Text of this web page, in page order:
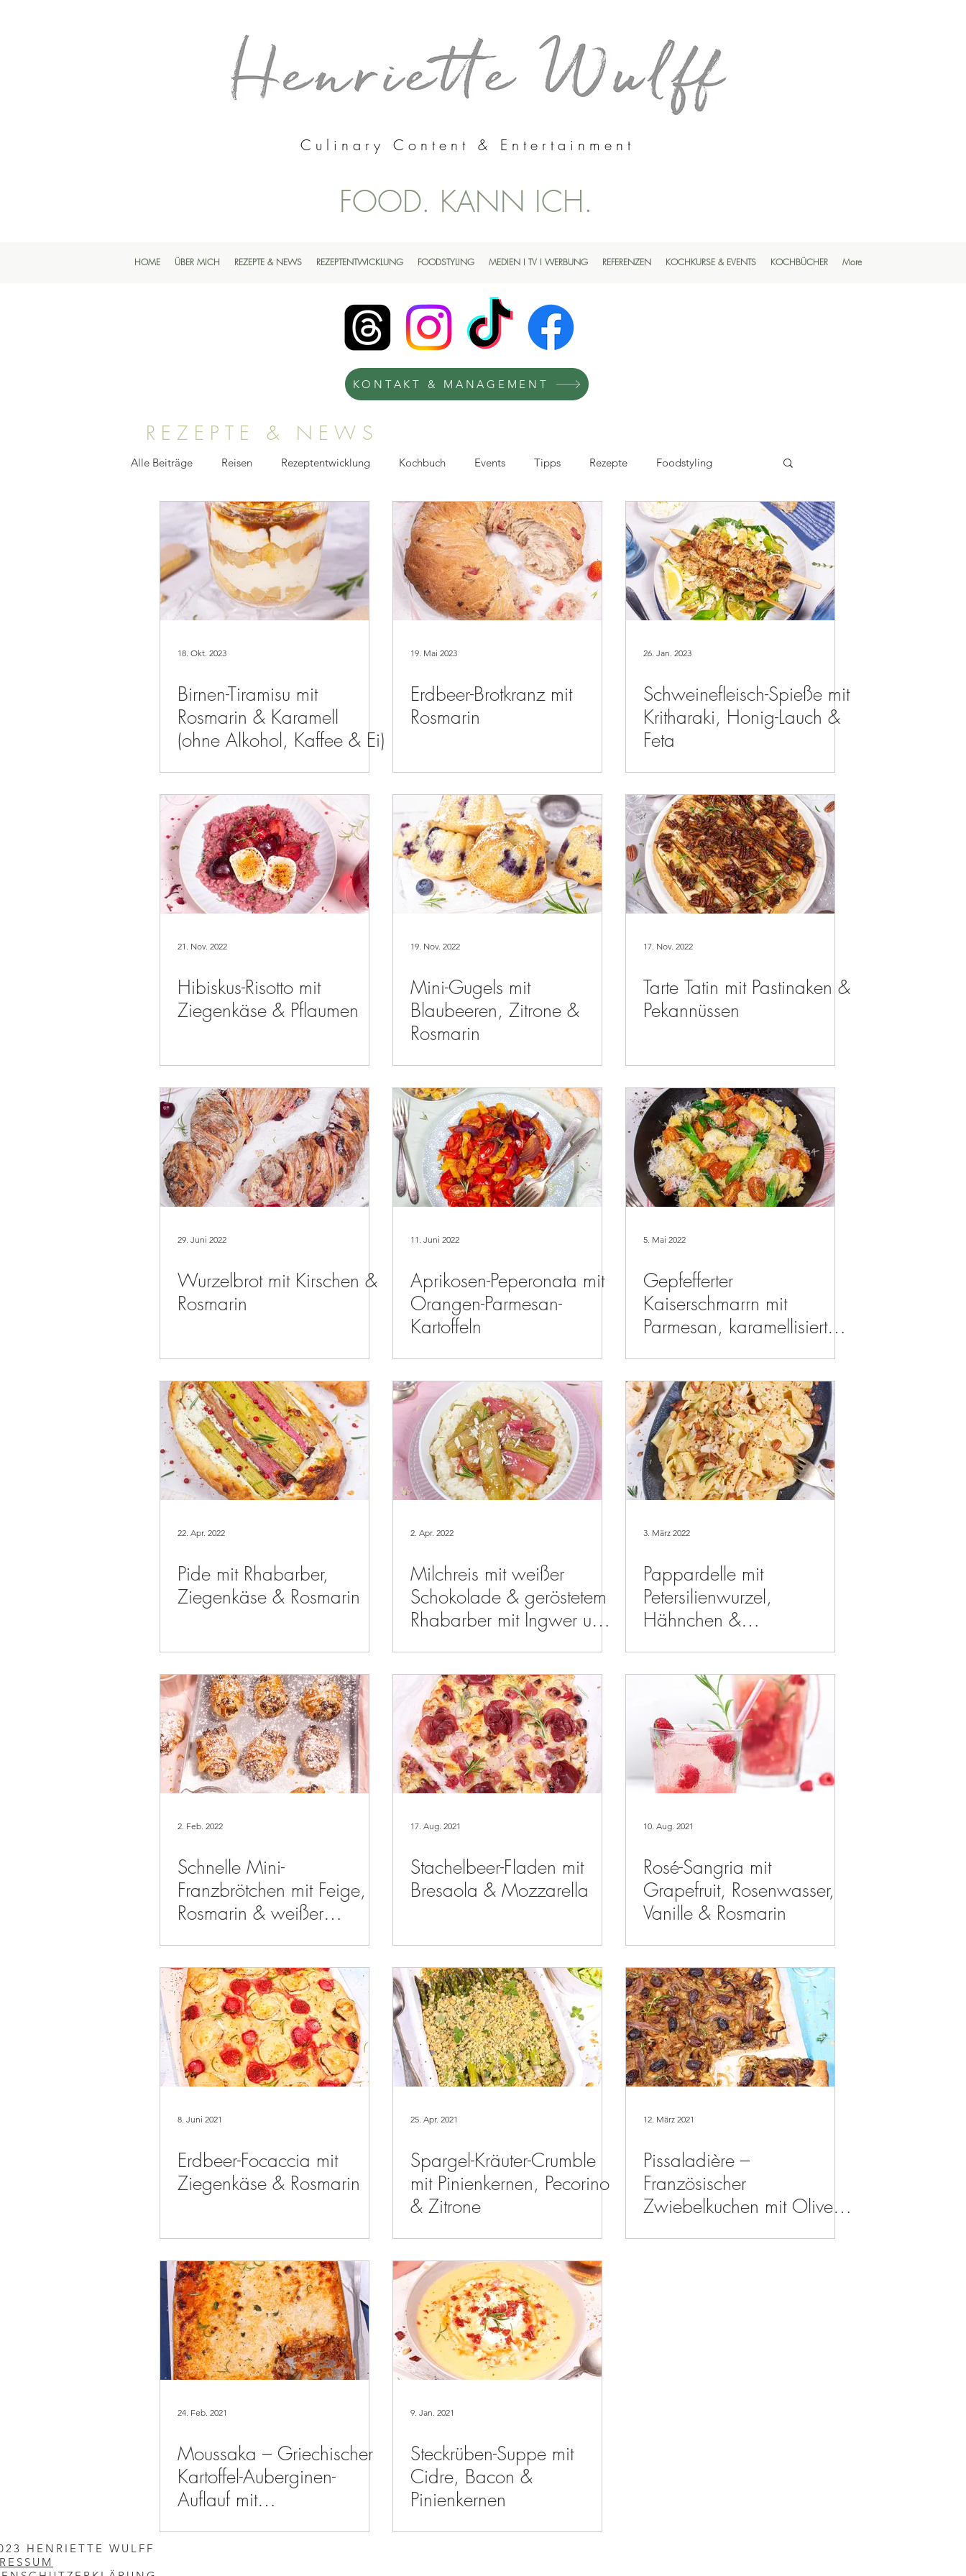
Culinary Content & Entertainment
FOOD. KANN ICH.
HOME ÜBER MICH REZEPTE & NEWS REZEPTENTWICKLUNG FOODSTYLING MEDIEN I TV I WERBUNG REFERENZEN KOCHKURSE & EVENTS KOCHBÜCHER More
KONTAKT & MANAGEMENT
Alle Beiträge Reisen Rezeptentwicklung Kochbuch Events Tipps Rezepte Foodstyling
TV Foodfotografie Kochkurse Kooperation Recipes TV-Köchin
18. Okt. 2023
Birnen-Tiramisu mit
Rosmarin & Karamell
(ohne Alkohol, Kaffee & Ei)
19. Mai 2023
Erdbeer-Brotkranz mit
Rosmarin
26. Jan. 2023
Schweinefleisch-Spieße mit
Kritharaki, Honig-Lauch &
Feta
21. Nov. 2022
Hibiskus-Risotto mit
Ziegenkäse & Pflaumen
19. Nov. 2022
Mini-Gugels mit
Blaubeeren, Zitrone &
Rosmarin
17. Nov. 2022
Tarte Tatin mit Pastinaken &
Pekannüssen
29. Juni 2022
Wurzelbrot mit Kirschen &
Rosmarin
11. Juni 2022
Aprikosen-Peperonata mit
Orangen-Parmesan-
Kartoffeln
5. Mai 2022
Gepfefferter
Kaiserschmarrn mit
Parmesan, karamellisierten
22. Apr. 2022
Pide mit Rhabarber,
Ziegenkäse & Rosmarin
2. Apr. 2022
Milchreis mit weißer
Schokolade & geröstetem
Rhabarber mit Ingwer und
3. März 2022
Pappardelle mit
Petersilienwurzel,
Hähnchen &
2. Feb. 2022
Schnelle Mini-
Franzbrötchen mit Feige,
Rosmarin & weißer
17. Aug. 2021
Stachelbeer-Fladen mit
Bresaola & Mozzarella
10. Aug. 2021
Rosé-Sangria mit
Grapefruit, Rosenwasser,
Vanille & Rosmarin
8. Juni 2021
Erdbeer-Focaccia mit
Ziegenkäse & Rosmarin
25. Apr. 2021
Spargel-Kräuter-Crumble
mit Pinienkernen, Pecorino
& Zitrone
12. März 2021
Pissaladière –
Französischer
Zwiebelkuchen mit Oliven
24. Feb. 2021
Moussaka – Griechischer
Kartoffel-Auberginen-
Auflauf mit
9. Jan. 2021
Steckrüben-Suppe mit
Cidre, Bacon &
Pinienkernen
REZEPTE & NEWS
HENRIETTE WULFF